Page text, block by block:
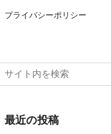
プライバシーポリシー
最近の投稿